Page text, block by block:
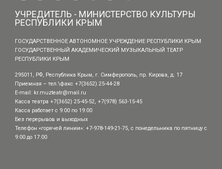
УЧРЕДИТЕЛЬ - МИНИСТЕРСТВО КУЛЬТУРЫ
РЕСПУБЛИКИ КРЫМ
ГОСУДАРСТВЕННОЕ АВТОНОМНОЕ УЧРЕЖДЕНИЕ РЕСПУБЛИКИ КРЫМ
ГОСУДАРСТВЕННЫЙ АКАДЕМИЧЕСКИЙ МУЗЫКАЛЬНЫЙ ТЕАТР
РЕСПУБЛИКИ КРЫМ
295011, РФ, Республика Крым, г. Симферополь, пр. Кирова, д. 17
Приемная – тел.\факс +7(3652) 25-44-28
E-mail: kr.muzteatr@mail.ru
Касса театра +7(3652) 25-45-52, +7(978) 563-15-45
Касса работает с 9:00 по 19:00
Без перерывов и выходных
Телефон «горячей линии»: +7-978-149-21-75, с понедельника по пятницу с
9:00 до 17:00